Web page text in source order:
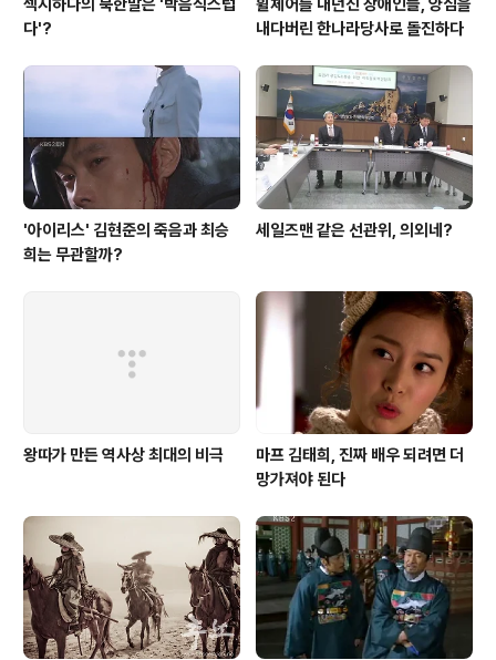
섹시하다의 북한말은 '박음직스럽
다'?
휠체어를 내던진 장애인들, 양심을
내다버린 한나라당사로 돌진하다
'아이리스' 김현준의 죽음과 최승
희는 무관할까?
세일즈맨 같은 선관위, 의외네?
왕따가 만든 역사상 최대의 비극
마프 김태희, 진짜 배우 되려면 더
망가져야 된다